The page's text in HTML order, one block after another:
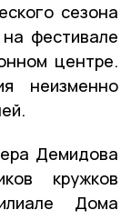
сезона
фестивале
центре.
неизменно
Демидова
кружков
Дома